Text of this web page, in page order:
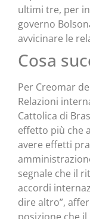
ultimi tre, per
governo
avvicinare le
Cosa
Per Creomar
Relazioni
Cattolica di
effetto più che
avere effetti
segnale che il
accordi
dire altro”,